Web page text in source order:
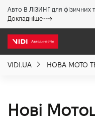
Авто В ЛІЗИНГ для фізичних
Докладніше
VIDI.UA НОВА МОТО
НовіАкції %